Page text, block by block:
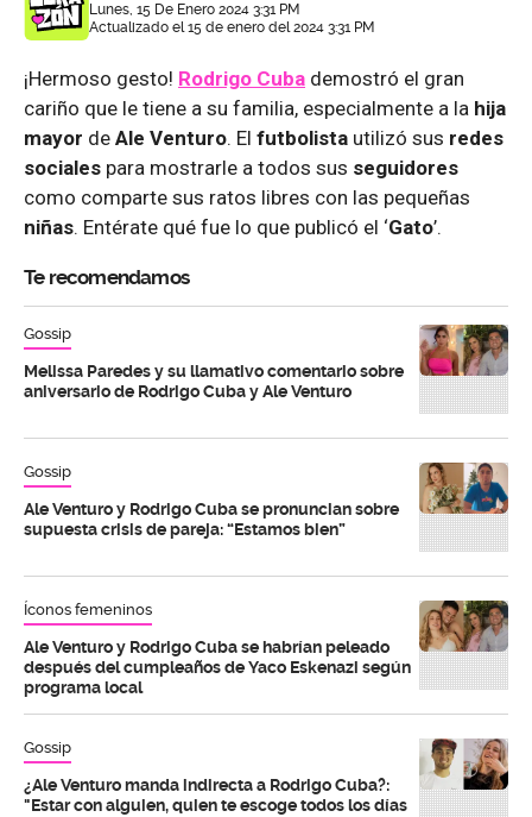
Lunes, 15 De Enero 2024 3:31 PM
Actualizado el 15 de enero del 2024 3:31 PM
¡Hermoso gesto! Rodrigo Cuba demostró el gran
cariño que le tiene a su familia, especialmente a la hija
mayor de Ale Venturo. El futbolista utilizó sus redes
sociales para mostrarle a todos sus seguidores
como comparte sus ratos libres con las pequeñas
niñas. Entérate qué fue lo que publicó el ‘Gato’.
Te recomendamos
Gossip
Melissa Paredes y su llamativo comentario sobre
aniversario de Rodrigo Cuba y Ale Venturo
Gossip
Ale Venturo y Rodrigo Cuba se pronuncian sobre
supuesta crisis de pareja: “Estamos bien”
Íconos femeninos
Ale Venturo y Rodrigo Cuba se habrían peleado
después del cumpleaños de Yaco Eskenazi según
programa local
Gossip
¿Ale Venturo manda indirecta a Rodrigo Cuba?:
"Estar con alguien, quien te escoge todos los días